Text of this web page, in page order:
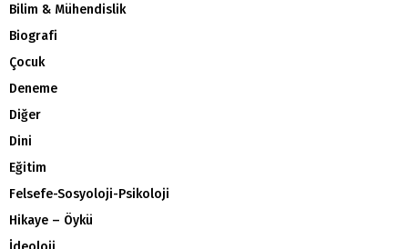
Bilim & Mühendislik
Biografi
Çocuk
Deneme
Diğer
Dini
Eğitim
Felsefe-Sosyoloji-Psikoloji
Hikaye – Öykü